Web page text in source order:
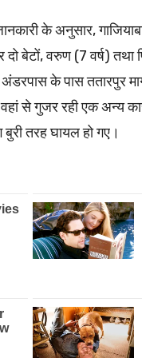
के अनुसार,
बेटों, वरुण (7 वर्ष) तथा
के पास ततारपुर
से गुजर रही एक अन्य
तरह घायल हो गए।